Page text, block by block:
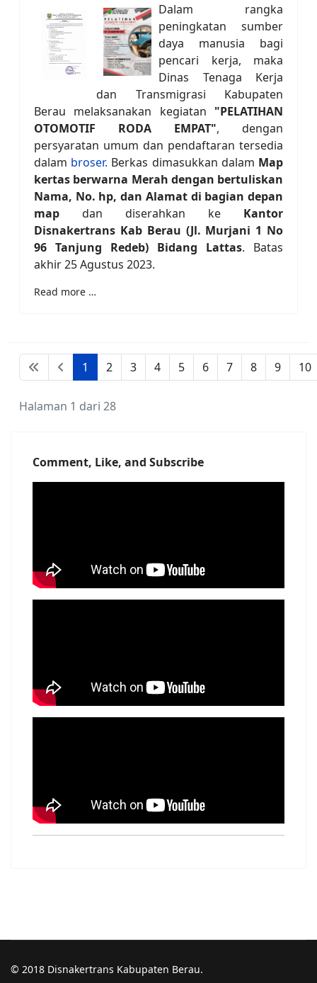
Dalam rangka
peningkatan sumber
daya manusia bagi
pencari kerja, maka
Dinas Tenaga Kerja
dan Transmigrasi Kabupaten
Berau melaksanakan kegiatan "PELATIHAN
OTOMOTIF RODA EMPAT", dengan
persyaratan umum dan pendaftaran tersedia
dalam broser. Berkas dimasukkan dalam Map
kertas berwarna Merah dengan bertuliskan
Nama, No. hp, dan Alamat di bagian depan
map dan diserahkan ke Kantor
Disnakertrans Kab Berau (Jl. Murjani 1 No
96 Tanjung Redeb) Bidang Lattas. Batas
akhir 25 Agustus 2023.
Read more …
1 2 3 4 5 6 7 8 9 10
Halaman 1 dari 28
Comment, Like, and Subscribe
© 2018 Disnakertrans Kabupaten Berau.